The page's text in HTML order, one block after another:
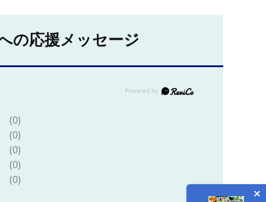
の応援メッセージ
(0)
(0)
(0)
(0)
(0)